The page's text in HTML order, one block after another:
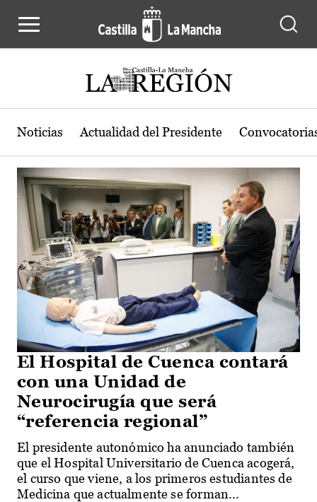
Actualidad de la región de Castilla-
Noticias Actualidad del Presidente
El Hospital de Cuenca contará
con una Unidad de
Neurocirugía que será
“referencia regional”
El presidente autonómico ha anunciado también
que el Hospital Universitario de Cuenca acogerá,
el curso que viene, a los primeros estudiantes de
Medicina que actualmente se forman...